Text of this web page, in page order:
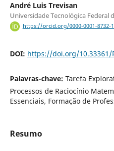
André Luis Trevisan
Universidade Tecnológica Federal
https://orcid.org/0000-0001-8732-
DOI: https://doi.org/10.33361/
Palavras-chave: Tarefa
Processos de Raciocínio
Essenciais, Formação de
Resumo